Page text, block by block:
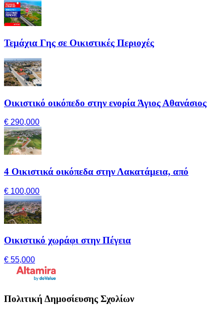
Τεμάχια Γης σε Οικιστικές Περιοχές
Οικιστικό οικόπεδο στην ενορία Άγιος Αθανάσιος
€ 290,000
4 Οικιστικά οικόπεδα στην Λακατάμεια, από
€ 100,000
Οικιστικό χωράφι στην Πέγεια
€ 55,000
Πολιτική Δημοσίευσης Σχολίων